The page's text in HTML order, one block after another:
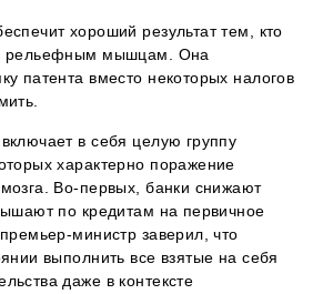
хороший результат тем, кто
рельефным мышцам. Она
патента вместо некоторых налогов
в себя целую группу
характерно поражение
Во-первых, банки снижают
по кредитам на первичное
министр заверил, что
выполнить все взятые на себя
даже в контексте